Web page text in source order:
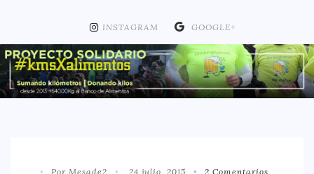
DISTRITO CHAMARTÍN
DISTRITO CHAMBERÍ
DISTRITO HORTALEZA
DISTRITO RETIRO
INSTAGRAM GOOGLE+
Por Mesade2 24 julio, 2015 2 Comentarios